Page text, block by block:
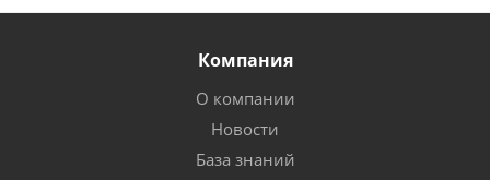
Компания
О компании
Новости
База знаний